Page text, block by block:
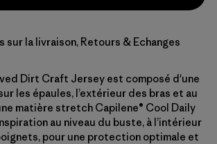
sur la livraison, Retours & Echanges
Dirt Craft Jersey est composé d'une
les épaules, l’extérieur des bras et au
matière stretch Capilene® Cool Daily
au niveau du buste, à l’intérieur
pour une protection optimale et